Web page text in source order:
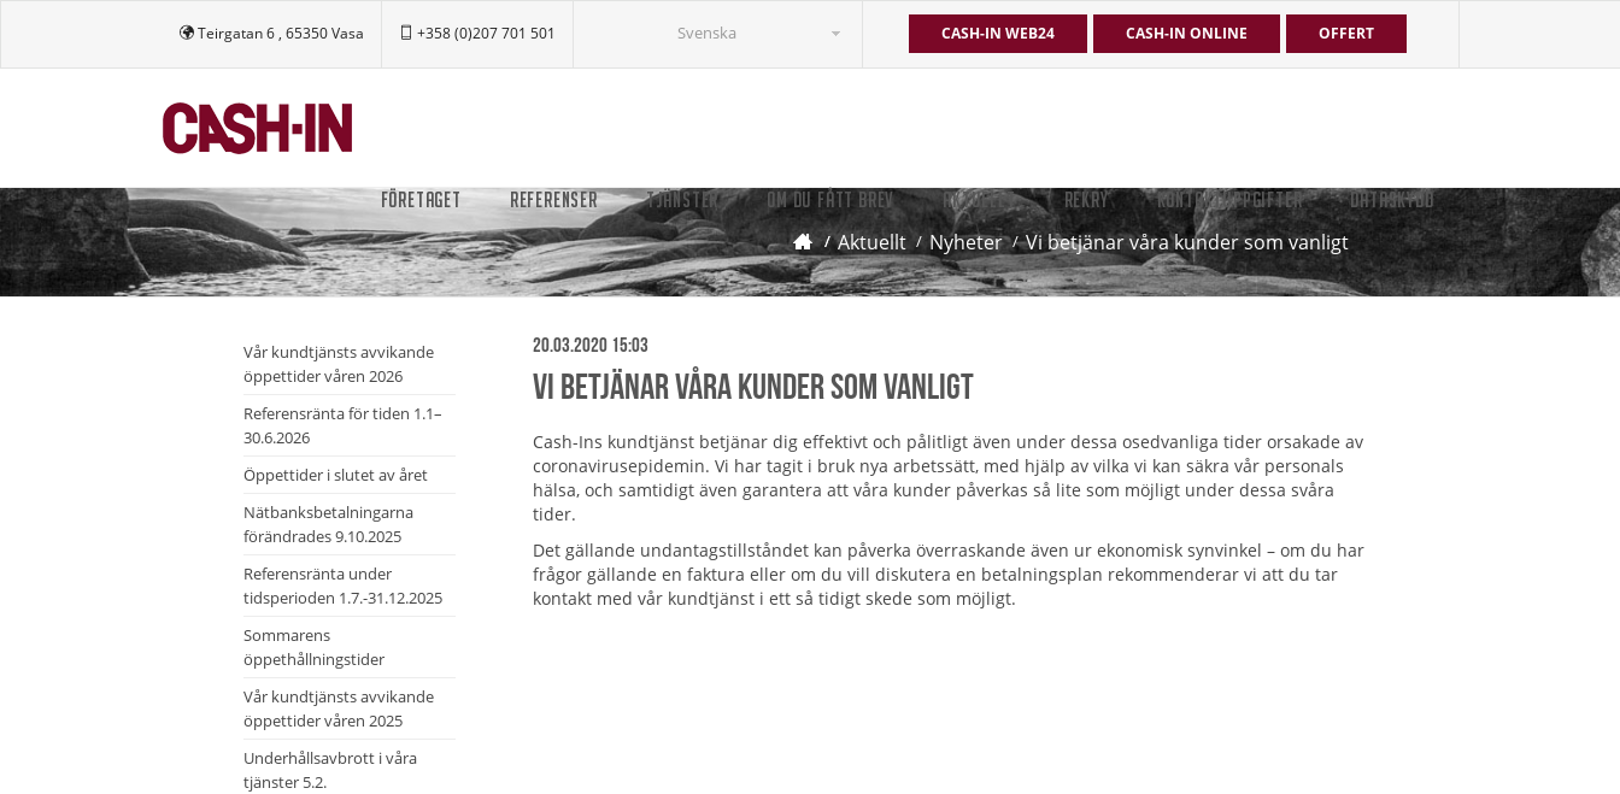
Teirgatan 6 , 65350 Vasa +358 (0)207 701 501 Svenska CASH-IN WEB24 CASH-IN ONLINE OFFERT
FÖRETAGET REFERENSER TJÄNSTER OM DU FÅTT BREV AKTUELLT REKRY KONTAKTUPPGIFTER DATASKYDD
Aktuellt Nyheter Vi betjänar våra kunder som vanligt
Vår kundtjänsts avvikande
öppettider våren 2026
Referensränta för tiden 1.1–
30.6.2026
Öppettider i slutet av året
Nätbanksbetalningarna
förändrades 9.10.2025
Referensränta under
tidsperioden 1.7.-31.12.2025
Sommarens
öppethållningstider
Vår kundtjänsts avvikande
öppettider våren 2025
Underhållsavbrott i våra
tjänster 5.2.
20.03.2020 15:03
Vi betjänar våra kunder som vanligt
Cash-Ins kundtjänst betjänar dig effektivt och pålitligt även under dessa osedvanliga tider orsakade av
coronavirusepidemin. Vi har tagit i bruk nya arbetssätt, med hjälp av vilka vi kan säkra vår personals
hälsa, och samtidigt även garantera att våra kunder påverkas så lite som möjligt under dessa svåra
tider.
Det gällande undantagstillståndet kan påverka överraskande även ur ekonomisk synvinkel – om du har
frågor gällande en faktura eller om du vill diskutera en betalningsplan rekommenderar vi att du tar
kontakt med vår kundtjänst i ett så tidigt skede som möjligt.